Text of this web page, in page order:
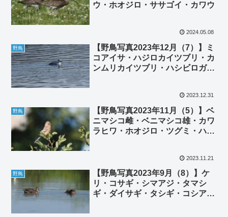
ウ・ホオジロ・ササゴイ・カワウ
2024.05.08
野鳥
【野鳥写真2023年12月（7）】ミ
コアイサ・ハジロカイツブリ・カ
ンムリカイツブリ・ハシビロガ
2023.12.31
野鳥
【野鳥写真2023年11月（5）】ベ
ニマシコ雌・ベニマシコ雄・カワ
ラヒワ・ホオジロ・ツグミ・ハク
2023.11.21
野鳥
【野鳥写真2023年9月（8）】ケ
リ・コサギ・シマアジ・タマシ
ギ・ダイサギ・タシギ・コシアカ